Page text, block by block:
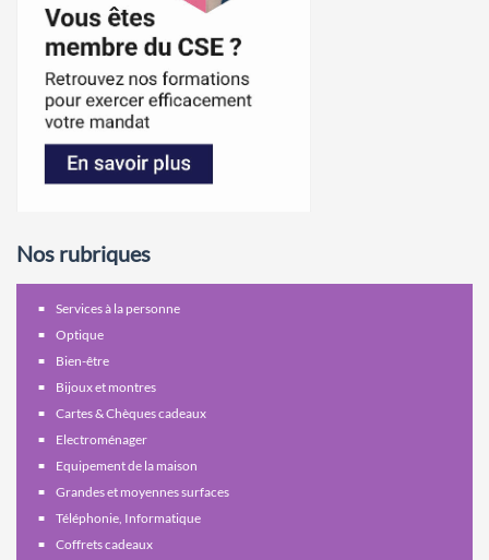
Nos rubriques
Services à la personne
Optique
Bien-être
Bijoux et montres
Cartes & Chèques cadeaux
Electroménager
Equipement de la maison
Grandes et moyennes surfaces
Téléphonie, Informatique
Coffrets cadeaux